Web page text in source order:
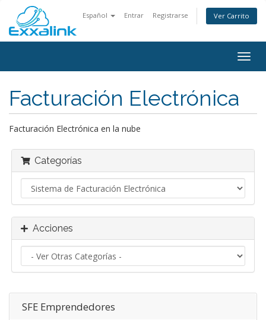
Español Entrar Registrarse Ver Carrito
Facturación Electrónica
Facturación Electrónica en la nube
Categorías
Acciones
SFE Emprendedores